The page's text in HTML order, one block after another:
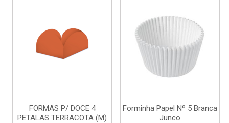
FORMAS P/ DOCE 4
PETALAS TERRACOTA (M)
Forminha Papel Nº 5 Branca
Junco